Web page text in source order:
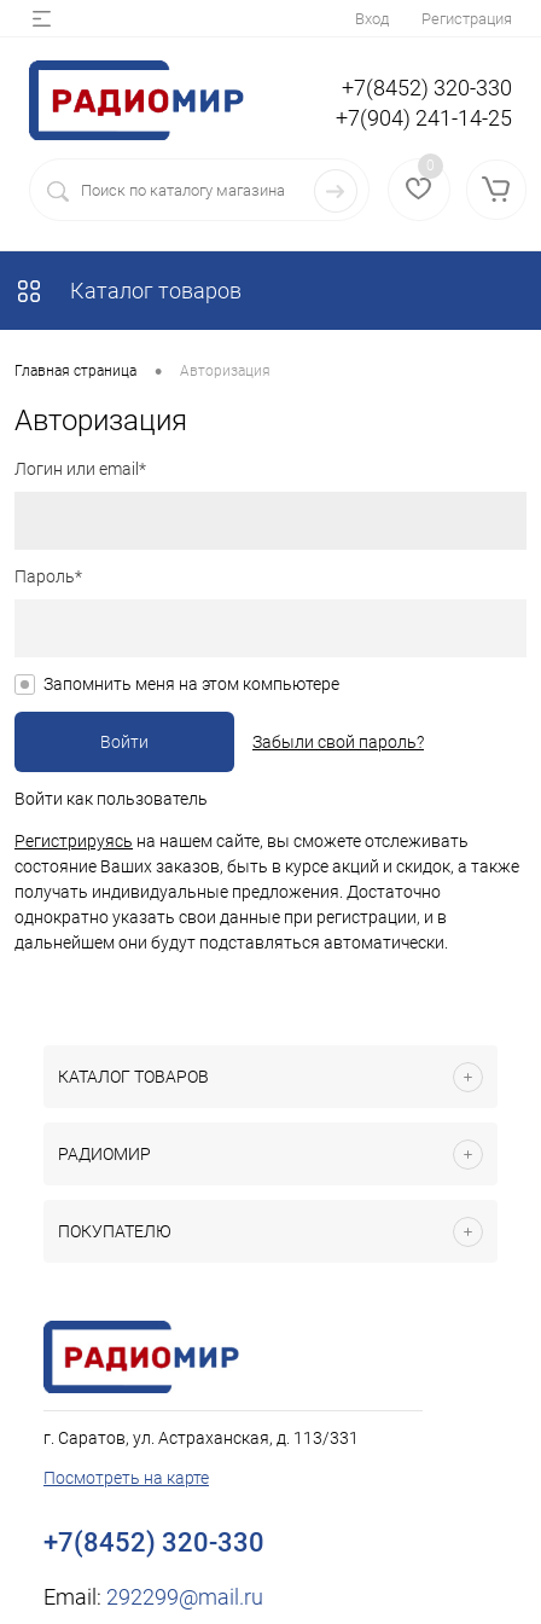
Вход Регистрация
+7(8452) 320-330
+7(904) 241-14-25
0
Каталог товаров
Главная страница • Авторизация
Авторизация
Логин или email*
Пароль*
Запомнить меня на этом компьютере
Забыли свой пароль?
Войти как пользователь
Регистрируясь на нашем сайте, вы сможете отслеживать
состояние Ваших заказов, быть в курсе акций и скидок, а также
получать индивидуальные предложения. Достаточно
однократно указать свои данные при регистрации, и в
дальнейшем они будут подставляться автоматически.
КАТАЛОГ ТОВАРОВ
РАДИОМИР
ПОКУПАТЕЛЮ
г. Саратов, ул. Астраханская, д. 113/331
Посмотреть на карте
+7(8452) 320-330
Email: 292299@mail.ru